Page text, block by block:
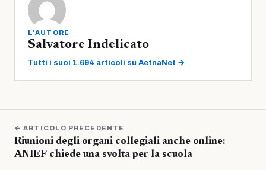
L'AUTORE
Salvatore Indelicato
Tutti i suoi 1.694 articoli su AetnaNet →
← ARTICOLO PRECEDENTE
Riunioni degli organi collegiali anche online:
ANIEF chiede una svolta per la scuola